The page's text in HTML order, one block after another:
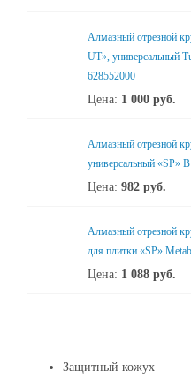
Алмазный отрезной
UT», универсальный
628552000
Цена: 1 000 руб.
Алмазный отрезной
универсальный «SP»
Цена: 982 руб.
Алмазный отрезной
для плитки «SP»
Цена: 1 088 руб.
Защитный кожух